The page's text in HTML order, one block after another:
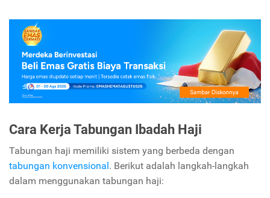
Cara Kerja Tabungan Ibadah Haji
Tabungan haji memiliki sistem yang berbeda dengan
tabungan konvensional. Berikut adalah langkah-langkah
dalam menggunakan tabungan haji: